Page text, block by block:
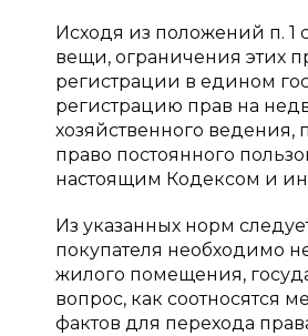
Исходя из положений п. 1
вещи, ограничения этих
регистрации в едином
регистрацию прав на
хозяйственного
право постоянного
настоящим Кодексом и
Из указанных норм
покупателя необходимо
жилого помещения,
вопрос, как соотносятся
фактов для перехода